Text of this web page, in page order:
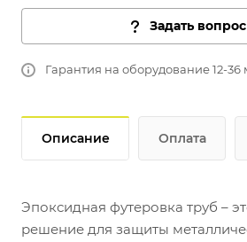
Задать вопрос
Гарантия на оборудование 12-36
Описание Оплата
Эпоксидная футеровка труб –
решение для защиты